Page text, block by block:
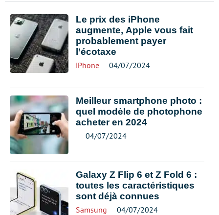
Le prix des iPhone
augmente, Apple vous fait
probablement payer
l’écotaxe
iPhone 04/07/2024
Meilleur smartphone photo :
quel modèle de photophone
acheter en 2024
04/07/2024
Galaxy Z Flip 6 et Z Fold 6 :
toutes les caractéristiques
sont déjà connues
Samsung 04/07/2024